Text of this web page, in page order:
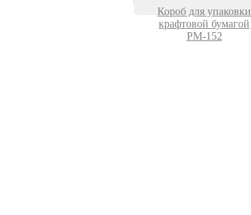
Короб для упаковки
крафтовой бумагой
РМ-152